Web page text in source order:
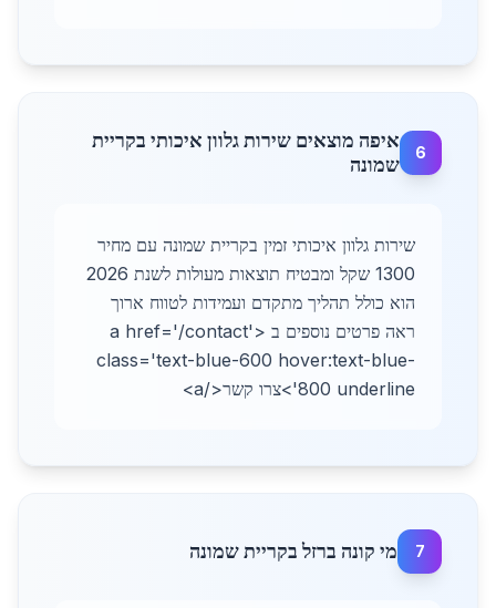
6
איפה מוצאים שירות גלוון איכותי בקריית
שמונה
שירות גלוון איכותי זמין בקריית שמונה עם מחיר
1300 שקל ומבטיח תוצאות מעולות לשנת 2026
הוא כולל תהליך מתקדם ועמידות לטווח ארוך
ראה פרטים נוספים ב <a href='/contact'
class='text-blue-600 hover:text-blue-
800 underline'>צרו קשר</a>
7 מי קונה ברזל בקריית שמונה